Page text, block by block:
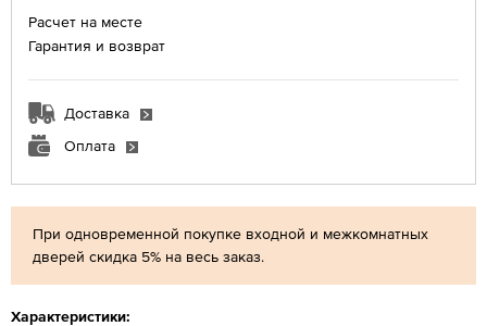
При одновременной покупке входной и межкомнатных
дверей скидка 5% на весь заказ.
Характеристики:
Расчет на месте
Гарантия и возврат
Доставка
Оплата